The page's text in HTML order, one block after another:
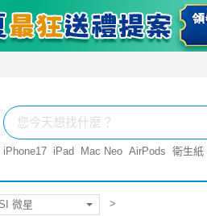
iPhone17 iPad Mac Neo AirPods 衛生紙
微星